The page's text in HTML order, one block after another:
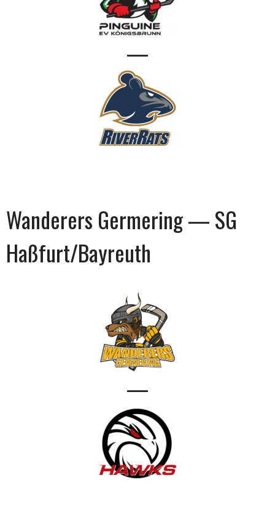
—
Wanderers Germering — SG
Haßfurt/Bayreuth
—